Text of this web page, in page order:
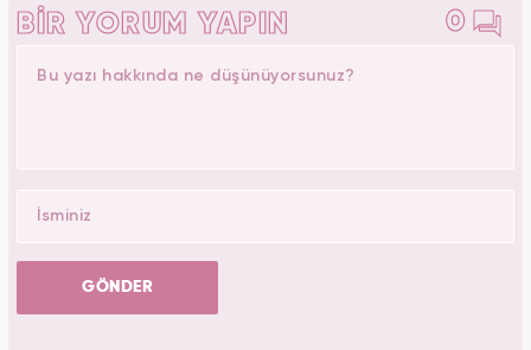
BİR YORUM YAPIN 0
GÖNDER